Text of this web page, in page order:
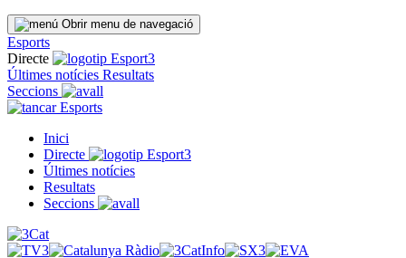
Obrir menu de navegació
Esports
Directe
Últimes notícies Resultats
Seccions
Esports
Inici
Directe
Últimes notícies
Resultats
Seccions